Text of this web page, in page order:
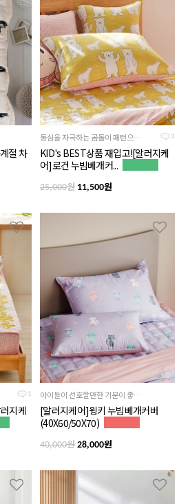
절 차
3
동심을 자극하는 곰돌이 패턴으로, 해맑은 곰과 머스터드 컬러가 더 아이들의 기분을 업 시켜줍니다.
KID's BEST상품 재입고![알러지케
어]로건 누빔베개커...
25,000원 11,500원
1
지케
아이들이 선호할만한 기분이 좋아지는 소프트한 컬러감
[알러지케어]윙키 누빔베개커버
(40X60/50X70)
40,000원 28,000원